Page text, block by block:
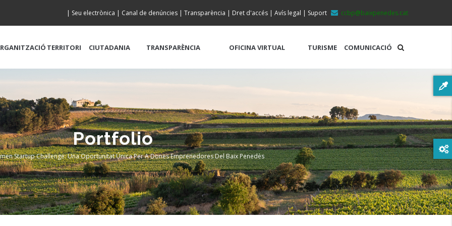
ccbp@baixpenedes.cat
| Seu electrònica | Canal de denúncies | Transparència | Dret d'accés | Avís legal | Suport
TERRITORI CIUTADANIA TRANSPARÈNCIA OFICINA VIRTUAL TURISME COMUNICACIÓ
Portfolio
Startup Challenge: Una Oportunitat Única Per A Dones Emprenedores Del Baix Penedès